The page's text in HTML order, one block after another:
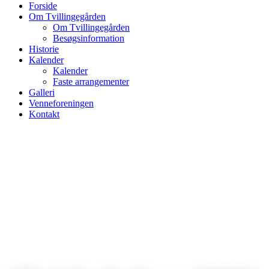
Forside
Om Tvillingegården
Om Tvillingegården
Besøgsinformation
Historie
Kalender
Kalender
Faste arrangementer
Galleri
Venneforeningen
Kontakt